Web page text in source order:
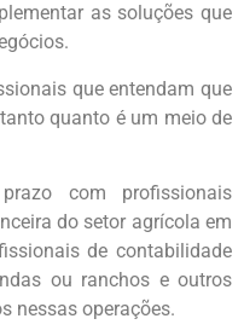
as soluções que
que entendam que
quanto é um meio de
com profissionais
do setor agrícola em
de contabilidade
ou ranchos e outros
nessas operações.